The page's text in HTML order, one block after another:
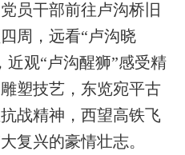
员干部前往卢沟桥旧
周，远看“卢沟晓
近观“卢沟醒狮”感受精
塑技艺，东览宛平古
战精神，西望高铁飞
复兴的豪情壮志。